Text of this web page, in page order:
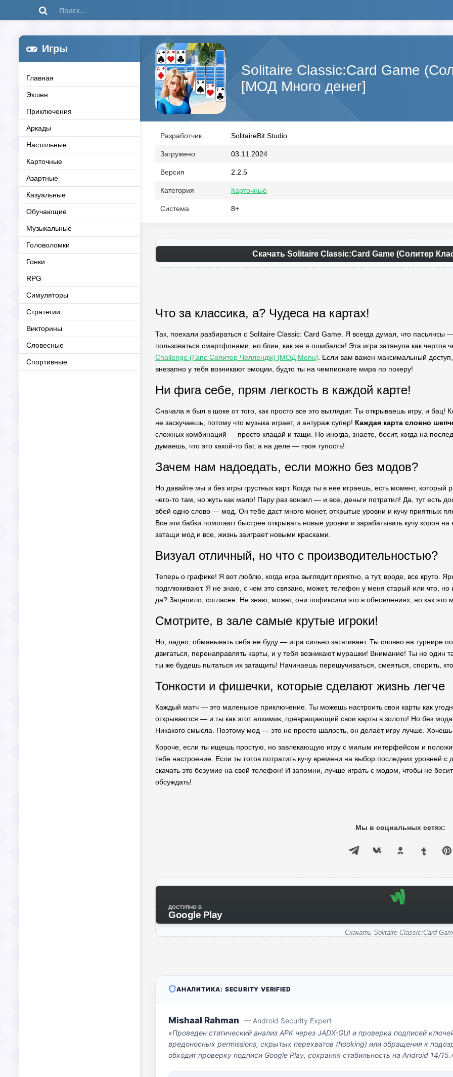
Игры
Главная
Экшен
Приключения
Аркады
Настольные
Карточные
Азартные
Казуальные
Обучающие
Музыкальные
Головоломки
Гонки
RPG
Симуляторы
Стратегии
Викторины
Словесные
Спортивные
Solitaire Classic:Card Game
[МОД Много денег]
Разработчик SolitaireBit Studio
Загружено 03.11.2024
Версия 2.2.5
Категория Карточные
Система 8+
Скачать Solitaire Classic:Card Game (Солитер
Что за классика, а? Чудеса на картах!
Так, поехали разбираться с Solitaire Classic: Card Game. Я всегда думал, что пасьянсы
пользоваться смартфонами, но блин, как же я ошибался! Эта игра затянула как
Challenge (Гапс Солитер Челлендж) [МОД Menu] . Если вам важен максимальный
внезапно у тебя возникают эмоции, будто ты на чемпионате мира по покеру!
Ни фига себе, прям легкость в каждой карте!
Сначала я был в шоке от того, как просто все это выглядит. Ты открываешь игру, и бац!
не заскучаешь, потому что музыка играет, и антураж супер! Каждая карта словно
сложных комбинаций — просто клацай и тащи. Но иногда, знаете, бесит, когда на
думаешь, что это какой-то баг, а на деле — твоя тупость!
Зачем нам надоедать, если можно без модов?
Но давайте мы и без игры грустных карт. Когда ты в нее играешь, есть момент,
чего-то там, но жуть как мало! Пару раз вонзил — и все, деньги потратил! Да, тут есть
вбей одно слово — мод. Он тебе даст много монет, открытые уровни и кучу приятных
Все эти бабки помогают быстрее открывать новые уровни и зарабатывать кучу корон
затащи мод и все, жизнь заиграет новыми красками.
Визуал отличный, но что с производительностью?
Теперь о графике! Я вот люблю, когда игра выглядит приятно, а тут, вроде, все круто.
подглюкивают. Я не знаю, с чем это связано, может, телефон у меня старый или что,
да? Зацепило, согласен. Не знаю, может, они пофиксили это в обновлениях, но как это
Смотрите, в зале самые крутые игроки!
Но, ладно, обманывать себя не буду — игра сильно затягивает. Ты словно на турнире
двигаться, перенаправлять карты, и у тебя возникают мурашки! Внимание! Ты не один
ты же будешь пытаться их затащить! Начинаешь перешучиваться, смеяться, спорить,
Тонкости и фишечки, которые сделают жизнь легче
Каждый матч — это маленькое приключение. Ты можешь настроить свои карты как
открываются — и ты как этот алхимик, превращающий свои карты в золото! Но без
Никакого смысла. Поэтому мод — это не просто шалость, он делает игру лучше.
Короче, если ты ищешь простую, но завлекающую игру с милым интерфейсом и
тебе настроение. Если ты готов потратить кучу времени на выбор последних уровней
скачать это безумие на свой телефон! И запомни, лучше играть с модом, чтобы не
обсуждать!
Мы в социальных сетях:
ДОСТУПНО В
Google Play
Скачать Solitaire Classic:Card
АНАЛИТИКА: SECURITY VERIFIED
Mishaal Rahman — Android Security Expert
«Проведен статический анализ APK через JADX-GUI и проверка подписей
вредоносных permissions, скрытых перехватов (hooking) или обращения к
обходит проверку подписи Google Play, сохраняя стабильность на Android 14/